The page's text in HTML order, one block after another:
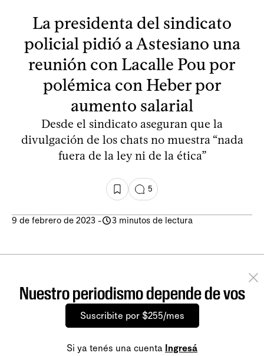
La presidenta del sindicato
policial pidió a Astesiano una
reunión con Lacalle Pou por
polémica con Heber por
aumento salarial
Desde el sindicato aseguran que la
divulgación de los chats no muestra “nada
fuera de la ley ni de la ética”
5
9 de febrero de 2023 - 3 minutos de lectura
Nuestro periodismo depende de vos
Suscribite por $255/mes
Si ya tenés una cuenta Ingresá